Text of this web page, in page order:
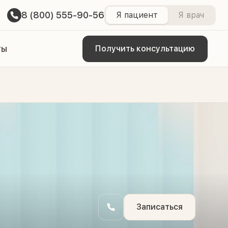
8 (800) 555-90-56 Я пациент Я врач
Получить консультацию
Записаться